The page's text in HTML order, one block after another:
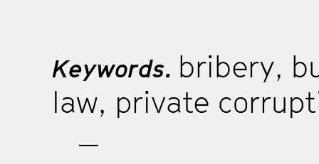
Keywords. bribery,
law, private